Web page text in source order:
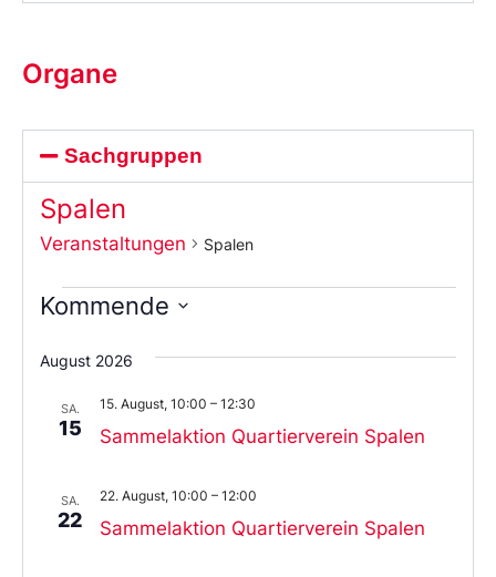
Organe
Sachgruppen
Spalen
Veranstaltungen Spalen
Kommende
Sie
das
aus.
August 2026
SA.
15 Sammelaktion Quartierverein Spalen
15. August, 10:00 – 12:30
SA.
22 Sammelaktion Quartierverein Spalen
22. August, 10:00 – 12:00